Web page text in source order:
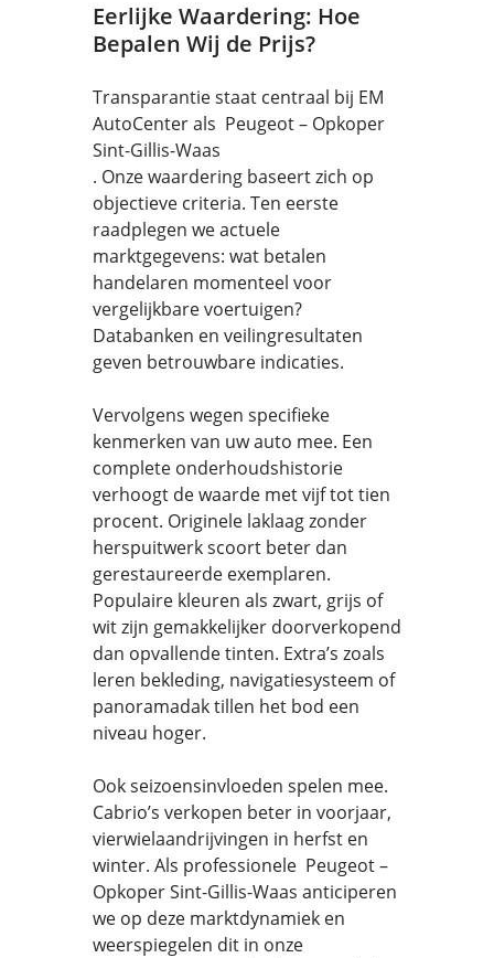
Eerlijke Waardering: Hoe
Bepalen Wij de Prijs?
Transparantie staat centraal bij EM
AutoCenter als Peugeot – Opkoper
Sint-Gillis-Waas
. Onze waardering baseert zich op
objectieve criteria. Ten eerste
raadplegen we actuele
marktgegevens: wat betalen
handelaren momenteel voor
vergelijkbare voertuigen?
Databanken en veilingresultaten
geven betrouwbare indicaties.
Vervolgens wegen specifieke
kenmerken van uw auto mee. Een
complete onderhoudshistorie
verhoogt de waarde met vijf tot tien
procent. Originele laklaag zonder
herspuitwerk scoort beter dan
gerestaureerde exemplaren.
Populaire kleuren als zwart, grijs of
wit zijn gemakkelijker doorverkopend
dan opvallende tinten. Extra’s zoals
leren bekleding, navigatiesysteem of
panoramadak tillen het bod een
niveau hoger.
Ook seizoensinvloeden spelen mee.
Cabrio’s verkopen beter in voorjaar,
vierwielaandrijvingen in herfst en
winter. Als professionele Peugeot –
Opkoper Sint-Gillis-Waas anticiperen
we op deze marktdynamiek en
weerspiegelen dit in onze